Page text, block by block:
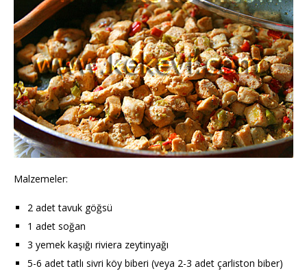
Malzemeler:
2 adet tavuk göğsü
1 adet soğan
3 yemek kaşığı riviera zeytinyağı
5-6 adet tatlı sivri köy biberi (veya 2-3 adet çarliston biber)